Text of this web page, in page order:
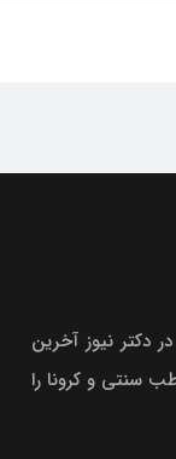
دکتر نیوز آخرین
سنتی و کرونا را